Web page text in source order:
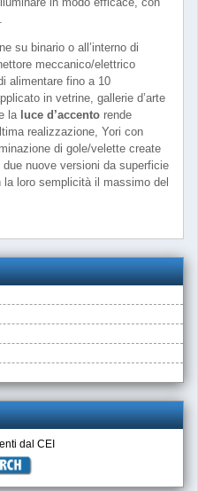
su binario o all’interno di
meccanico/elettrico
alimentare fino a 10
in vetrine, gallerie d’arte
la luce d’accento rende
realizzazione, Yori con
di gole/velette create
nuove versioni da superficie
loro semplicità il massimo del
dal CEI